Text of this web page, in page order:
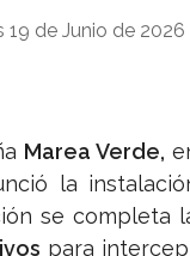
19 de Junio de 2026
Marea Verde,
la
se completa
para